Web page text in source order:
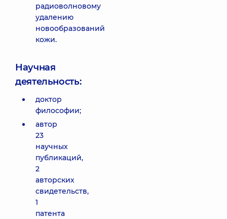
радиоволновому
удалению
новообразований
кожи.
Научная
деятельность:
доктор
философии;
автор
23
научных
публикаций,
2
авторских
свидетельств,
1
патента